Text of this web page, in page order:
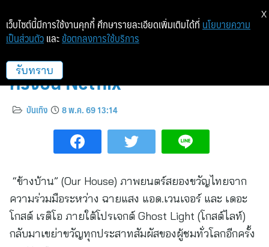
“ข้างบ้าน” เปิดประตูความหลอนอีก
ครั้งบน Netflix
บันเทิง 8 พ.ค. 69 13:14
“ข้างบ้าน” (Our House) ภาพยนตร์สยองขวัญไทยจาก
ความร่วมมือระหว่าง ฉายแสง แอด.เวนเจอร์ และ เดอะ
โกสต์ เรดิโอ ภายใต้โปรเจกต์ Ghost Light (โกสต์ไลท์)
กลับมาเขย่าขวัญทุกประสาทสัมผัสของผู้ชมทั่วโลกอีกครั้ง
เว็บไซต์นี้มีการใช้งานคุกกี้ ศึกษารายละเอียดเพิ่มเติมได้ที่ นโยบายความ
เป็นส่วนตัว และ ข้อตกลงการใช้บริการ
รับทราบ
X